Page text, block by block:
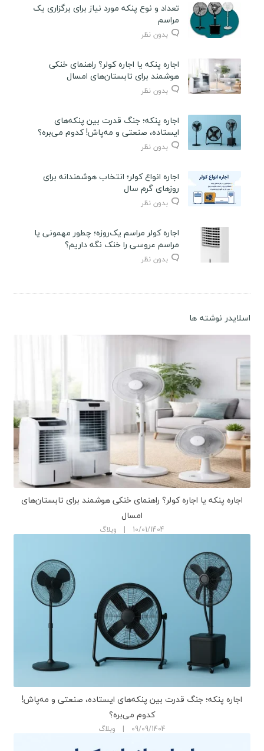
تعداد و نوع پنکه مورد نیاز برای برگزاری یک
مراسم
بدون نظر
اجاره پنکه یا اجاره کولر؟ راهنمای خنکی
هوشمند برای تابستان‌های امسال
بدون نظر
اجاره پنکه؛ جنگ قدرت بین پنکه‌های
ایستاده، صنعتی و مه‌پاش! کدوم می‌بره؟
بدون نظر
اجاره انواع کولر؛ انتخاب هوشمندانه برای
روزهای گرم سال
بدون نظر
اجاره کولر مراسم یک‌روزه؛ چطور مهمونی یا
مراسم عروسی را خنک نگه داریم؟
بدون نظر
اسلایدر نوشته ها
اجاره پنکه یا اجاره کولر؟ راهنمای خنکی هوشمند برای تابستان‌های
امسال
10/01/1404 | وبلاگ
اجاره پنکه؛ جنگ قدرت بین پنکه‌های ایستاده، صنعتی و مه‌پاش!
کدوم می‌بره؟
09/09/1404 | وبلاگ